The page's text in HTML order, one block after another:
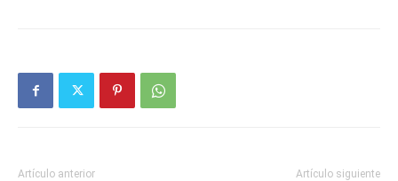
Artículo anterior Artículo siguiente